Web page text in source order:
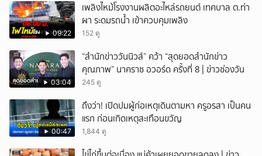
09:22
เพลิงไหม้โรงงานผลิตอะไหล่รถยนต์ เทศบาล ต.ท่า
ผา ระดมรถน้ำ เข้าควบคุมเพลิง
152 ดู
03:04
“สำนักข่าววันนิวส์” คว้า “สุดยอดสำนักข่าว
คุณภาพ” นาคราช อวอร์ด ครั้งที่ 8 | ข่าวช่องวัน
245 ดู
00:47
ถึงว่า! เปิดปมผู้ก่อเหตุเดินตามหา ครูอรสา เป็นคน
แรก ก่อนเกิดเหตุสะเทือนขวัญ
1,844 ดู